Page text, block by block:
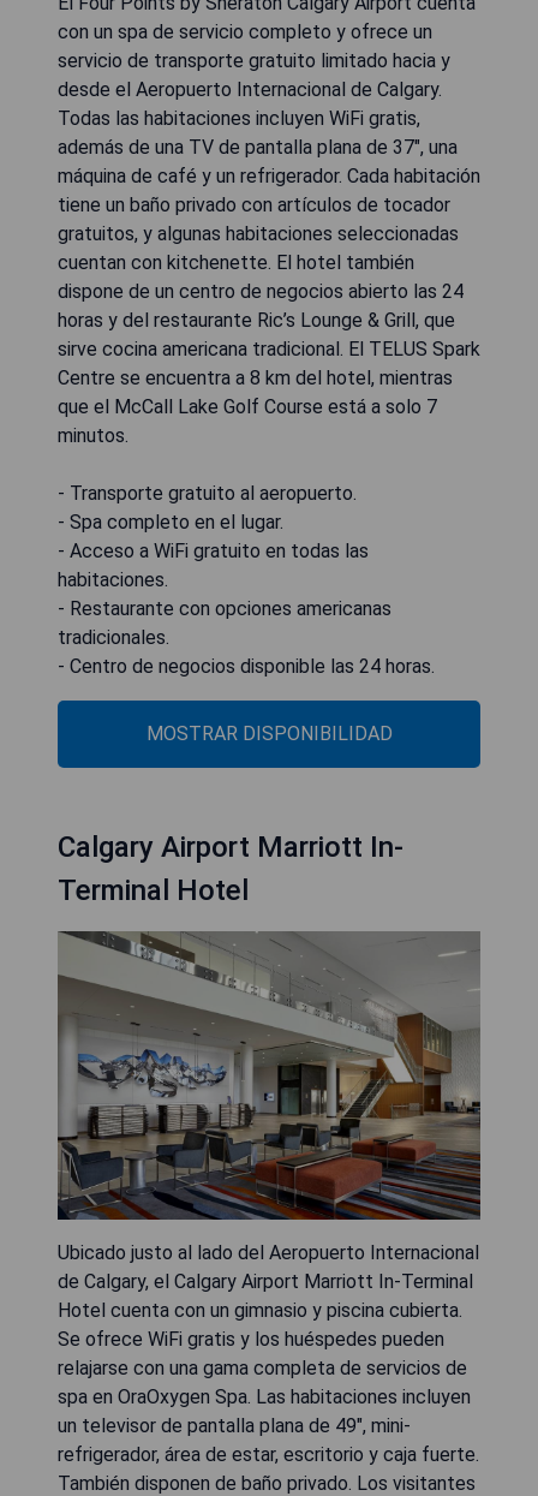
con un spa de servicio completo y ofrece un
servicio de transporte gratuito limitado hacia y
desde el Aeropuerto Internacional de Calgary.
Todas las habitaciones incluyen WiFi gratis,
además de una TV de pantalla plana de 37", una
máquina de café y un refrigerador. Cada habitación
tiene un baño privado con artículos de tocador
gratuitos, y algunas habitaciones seleccionadas
cuentan con kitchenette. El hotel también
dispone de un centro de negocios abierto las 24
horas y del restaurante Ric’s Lounge & Grill, que
sirve cocina americana tradicional. El TELUS Spark
Centre se encuentra a 8 km del hotel, mientras
que el McCall Lake Golf Course está a solo 7
minutos.
- Transporte gratuito al aeropuerto.
- Spa completo en el lugar.
- Acceso a WiFi gratuito en todas las
habitaciones.
- Restaurante con opciones americanas
tradicionales.
- Centro de negocios disponible las 24 horas.
MOSTRAR DISPONIBILIDAD
Calgary Airport Marriott In-
Terminal Hotel
Ubicado justo al lado del Aeropuerto Internacional
de Calgary, el Calgary Airport Marriott In-Terminal
Hotel cuenta con un gimnasio y piscina cubierta.
Se ofrece WiFi gratis y los huéspedes pueden
relajarse con una gama completa de servicios de
spa en OraOxygen Spa. Las habitaciones incluyen
un televisor de pantalla plana de 49", mini-
refrigerador, área de estar, escritorio y caja fuerte.
También disponen de baño privado. Los visitantes